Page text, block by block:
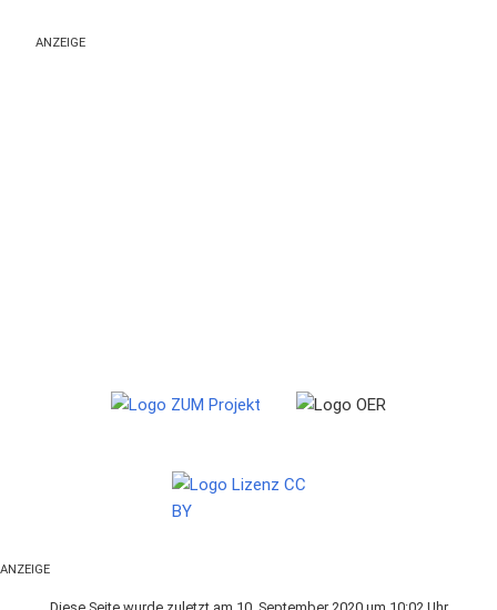
ANZEIGE
ANZEIGE